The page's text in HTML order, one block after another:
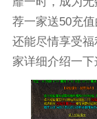
荐一家送50充
还能尽情享受
家详细介绍一下